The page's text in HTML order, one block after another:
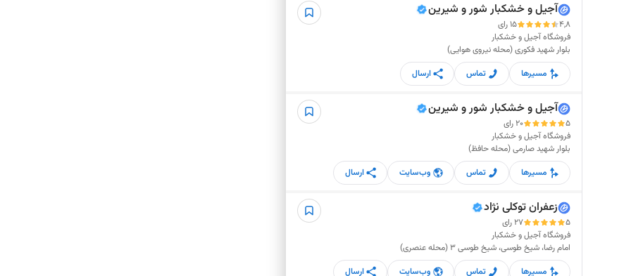
آجیل و خشکبار شور و شیرین
4,8
15 رای
فروشگاه آجیل و خشکبار
بلوار شهید فکوری (محله نیروی هوایی)
مسیرها
تماس ارسال
آجیل و خشکبار شور و شیرین
5
20 رای
فروشگاه آجیل و خشکبار
بلوار شهید صارمی (محله حافظ)
مسیرها
تماس وب‌سایت ارسال
زعفران توکلی نژاد
5
27 رای
فروشگاه آجیل و خشکبار
امام رضا، شیخ طوسی، شیخ طوسی 3 (محله عنصری)
مسیرها
تماس وب‌سایت ارسال